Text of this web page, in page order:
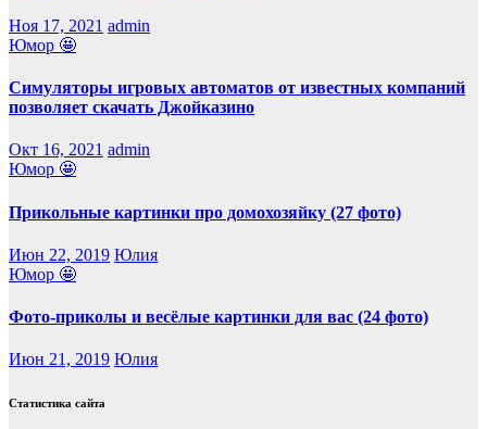
Ноя 17, 2021 admin
Юмор 🤩
Симуляторы игровых автоматов от известных компаний
позволяет скачать Джойказино
Окт 16, 2021 admin
Юмор 🤩
Прикольные картинки про домохозяйку (27 фото)
Июн 22, 2019 Юлия
Юмор 🤩
Фото-приколы и весёлые картинки для вас (24 фото)
Июн 21, 2019 Юлия
Статистика сайта